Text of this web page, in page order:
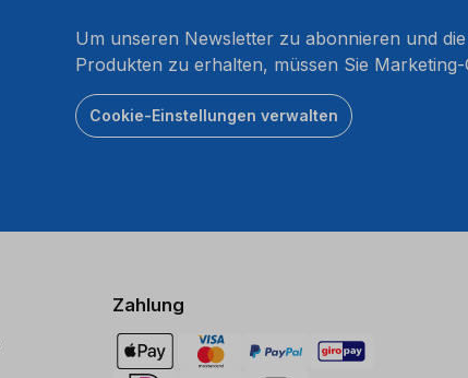
Um unseren Newsletter zu abonnieren und
Produkten zu erhalten, müssen Sie
Cookie-Einstellungen verwalten
Zahlung